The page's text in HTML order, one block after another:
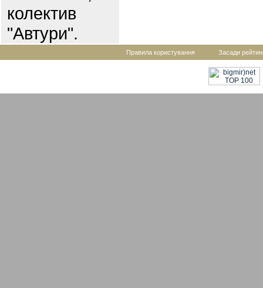
колектив
"Автури".
Правила користування Засади